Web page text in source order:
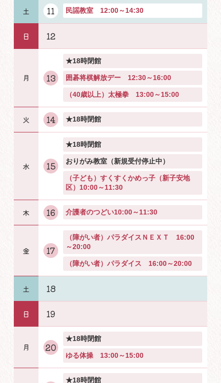
11 民謡教室 12:00～14:30
12
13
★18時閉館
囲碁将棋解放デー 12:30～16:00
（40歳以上）太極拳 13:00～15:00
14 ★18時閉館
15
★18時閉館
おりがみ教室（新規受付停止中）
（子ども）すくすくかめっ子（新子安地
区）10:00～11:30
16 介護者のつどい10:00～11:30
17
（障がい者）パラダイスＮＥＸＴ 16:00
～20:00
（障がい者）パラダイス 16:00～20:00
18
19
20
★18時閉館
ゆる体操 13:00～15:00
★18時閉館